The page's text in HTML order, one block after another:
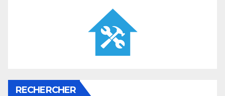
RECHERCHER